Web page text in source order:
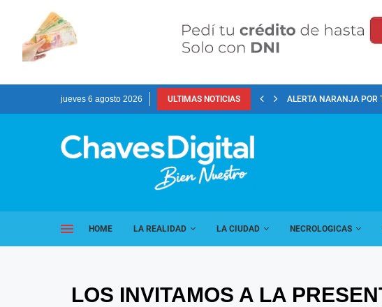
jueves 6 agosto 2026 ULTIMAS NOTICIAS ALERTA NARANJA POR
HOME LA REALIDAD LA CIUDAD NECROLOGICAS
LOS INVITAMOS A LA